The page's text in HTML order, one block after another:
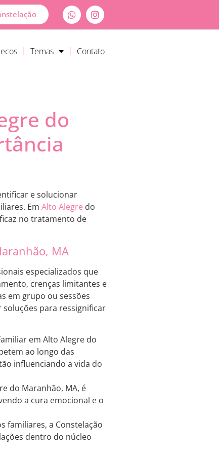
Temas Contato
do
e solucionar
Em Alto Alegre do
no tratamento de
MA
especializados que
crenças limitantes e
em grupo ou sessões
para ressignificar
em Alto Alegre do
ao longo das
influenciando a vida do
do Maranhão, MA, é
a cura emocional e o
familiares, a Constelação
dentro do núcleo